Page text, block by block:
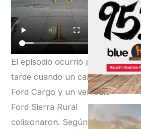
El episodio ocurrió por la
tarde cuando un camión
Ford Cargo y un vehículo
Ford Sierra Rural
colisionaron. Según